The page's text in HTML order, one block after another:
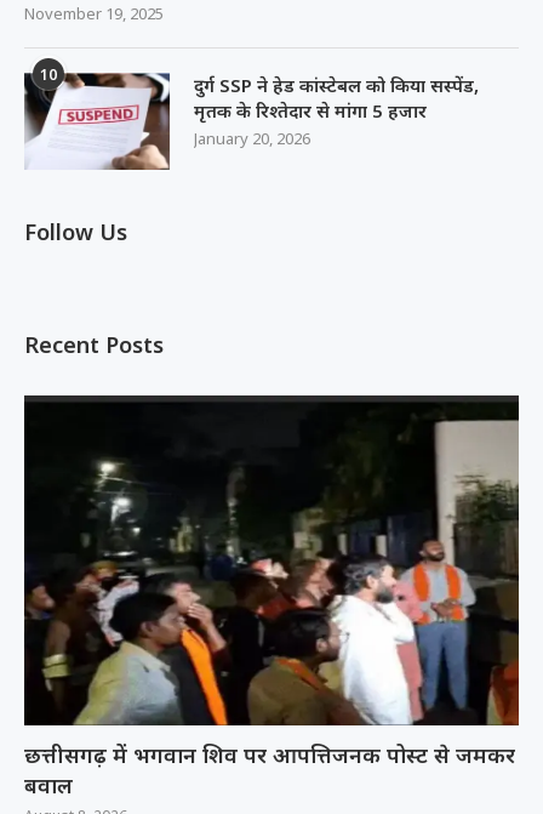
November 19, 2025
10
दुर्ग SSP ने हेड कांस्टेबल को किया सस्पेंड,
मृतक के रिश्तेदार से मांगा 5 हजार
January 20, 2026
Follow Us
Recent Posts
छत्तीसगढ़ में भगवान शिव पर आपत्तिजनक पोस्ट से जमकर
बवाल